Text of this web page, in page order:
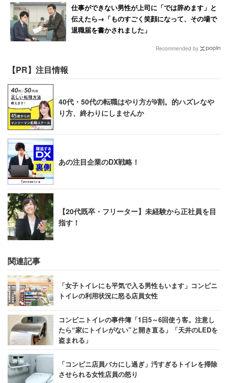
仕事ができない男性が上司に「では辞めます」と
伝えたら→「ものすごく笑顔になって、その場で
退職届を書かされました」
Recommended by
【PR】注目情報
40代・50代の転職はやり方が9割。的ハズレなや
り方、終わりにしませんか
あの注目企業のDX戦略！
【20代既卒・フリーター】未経験から正社員を目
指す！
関連記事
「女子トイレにも平気で入る男性もいます」コンビニ
トイレの利用状況に怒る店員女性
コンビニトイレの事件簿「1日5～6回使う客。注意し
たら“家にトイレがない”と開き直る」「天井のLEDを
盗まれる」
「コンビニ店員バカにし過ぎ」汚すぎるトイレを掃除
させられる女性店員の怒り